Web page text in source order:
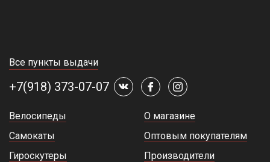
Все пункты выдачи
+7(918) 373-07-07
Велосипеды
Самокаты
Гироскутеры
О магазине
Оптовым покупателям
Производители